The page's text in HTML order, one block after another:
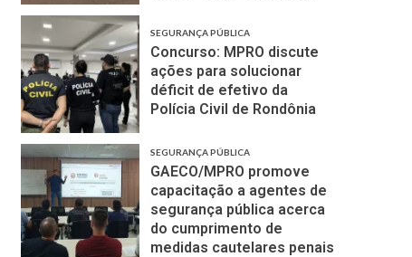
SEGURANÇA PÚBLICA
Concurso: MPRO discute
ações para solucionar
déficit de efetivo da
Polícia Civil de Rondônia
SEGURANÇA PÚBLICA
GAECO/MPRO promove
capacitação a agentes de
segurança pública acerca
do cumprimento de
medidas cautelares penais